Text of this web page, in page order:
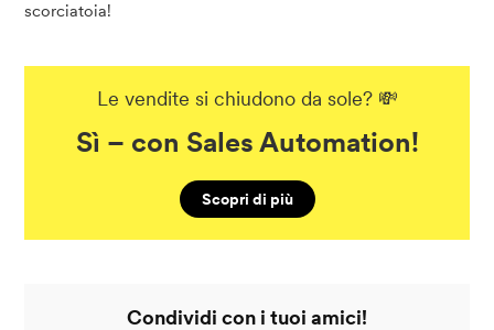
scorciatoia!
Le vendite si chiudono da sole? 💸
Sì – con Sales Automation!
Scopri di più
Condividi con i tuoi amici!